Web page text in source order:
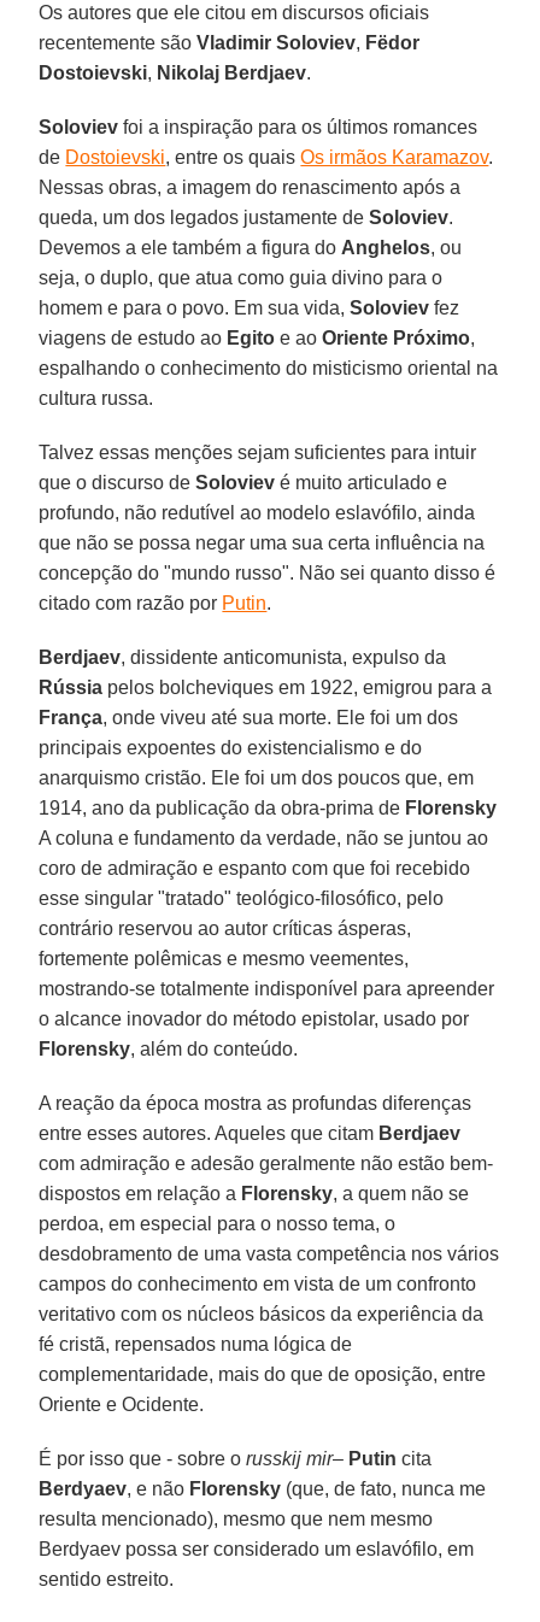
Os autores que ele citou em discursos oficiais
recentemente sãoVladimir Soloviev, Fëdor
Dostoievski, Nikolaj Berdjaev.
Soloviev foi a inspiração para os últimos romances
de Dostoievski, entre os quaisOs irmãos Karamazov.
Nessas obras, a imagem do renascimento após a
queda, um dos legados justamente deSoloviev.
Devemos a ele também a figura do Anghelos, ou
seja, o duplo, que atua como guia divino para o
homem e para o povo. Em sua vida,Soloviev fez
viagens de estudo ao Egito e aoOriente Próximo,
espalhando o conhecimento do misticismo oriental na
cultura russa.
Talvez essas menções sejam suficientes para intuir
que o discurso deSoloviev é muito articulado e
profundo, não redutível ao modelo eslavófilo, ainda
que não se possa negar uma sua certa influência na
concepção do "mundo russo". Não sei quanto disso é
citado com razão por Putin.
Berdjaev, dissidente anticomunista, expulso da
Rússia pelos bolcheviques em 1922, emigrou para a
França, onde viveu até sua morte. Ele foi um dos
principais expoentes do existencialismo e do
anarquismo cristão. Ele foi um dos poucos que, em
1914, ano da publicação da obra-prima de Florensky
A coluna e fundamento da verdade, não se juntou ao
coro de admiração e espanto com que foi recebido
esse singular "tratado" teológico-filosófico, pelo
contrário reservou ao autor críticas ásperas,
fortemente polêmicas e mesmo veementes,
mostrando-se totalmente indisponível para apreender
o alcance inovador do método epistolar, usado por
Florensky, além do conteúdo.
A reação da época mostra as profundas diferenças
entre esses autores. Aqueles que citam Berdjaev
com admiração e adesão geralmente não estão bem-
dispostos em relação a Florensky, a quem não se
perdoa, em especial para o nosso tema, o
desdobramento de uma vasta competência nos vários
campos do conhecimento em vista de um confronto
veritativo com os núcleos básicos da experiência da
fé cristã, repensados numa lógica de
complementaridade, mais do que de oposição, entre
Oriente e Ocidente.
É por isso que - sobre o russkij mir– Putin cita
Berdyaev, e não Florensky (que, de fato, nunca me
resulta mencionado), mesmo que nem mesmo
Berdyaev possa ser considerado um eslavófilo, em
sentido estreito.